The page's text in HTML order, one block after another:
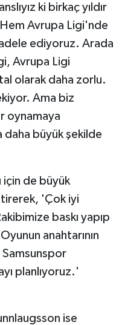
ki birkaç yıldır
Avrupa Ligi'nde
ediyoruz. Arada
Avrupa Ligi
olarak daha zorlu.
Ama biz
oynamaya
daha büyük şekilde
için de büyük
'Çok iyi
baskı yapıp
anahtarının
planlıyoruz.'
ise